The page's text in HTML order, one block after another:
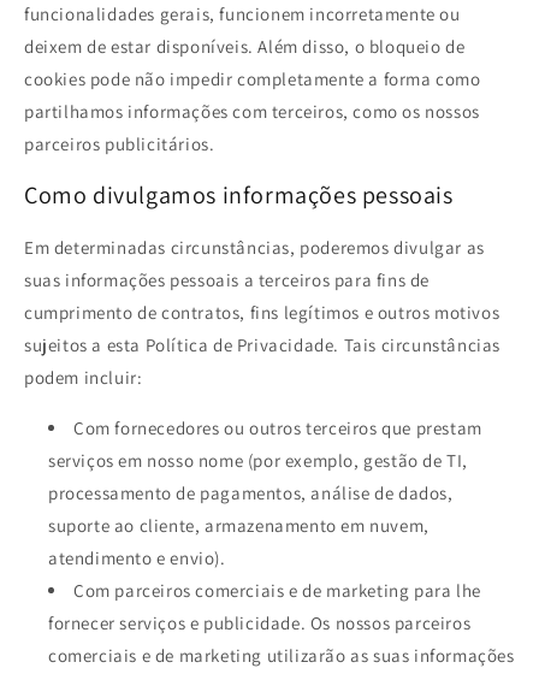
funcionalidades gerais, funcionem incorretamente ou
deixem de estar disponíveis. Além disso, o bloqueio de
cookies pode não impedir completamente a forma como
partilhamos informações com terceiros, como os nossos
parceiros publicitários.
Como divulgamos informações pessoais
Em determinadas circunstâncias, poderemos divulgar as
suas informações pessoais a terceiros para fins de
cumprimento de contratos, fins legítimos e outros motivos
sujeitos a esta Política de Privacidade. Tais circunstâncias
podem incluir:
Com fornecedores ou outros terceiros que prestam
serviços em nosso nome (por exemplo, gestão de TI,
processamento de pagamentos, análise de dados,
suporte ao cliente, armazenamento em nuvem,
atendimento e envio).
Com parceiros comerciais e de marketing para lhe
fornecer serviços e publicidade. Os nossos parceiros
comerciais e de marketing utilizarão as suas informações